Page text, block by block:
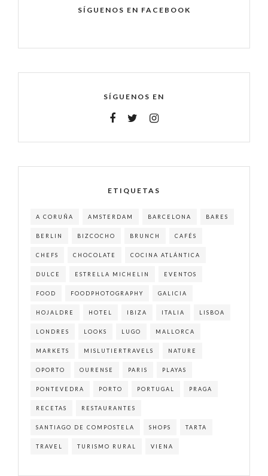
SÍGUENOS EN FACEBOOK
SÍGUENOS EN
ETIQUETAS
A CORUÑA AMSTERDAM BARCELONA BARES
BERLIN BIZCOCHO BRUNCH CAFÉS
CHEFS CHOCOLATE COCINA ATLÁNTICA
DULCE ESTRELLA MICHELIN EVENTOS
FOOD FOODPHOTOGRAPHY GALICIA
HOJALDRE HOTEL IBIZA ITALIA LISBOA
LONDRES LOOKS LUGO MALLORCA
MARKETS MISLUTIERTRAVELS NATURE
OPORTO OURENSE PARIS PLAYAS
PONTEVEDRA PORTO PORTUGAL PRAGA
RECETAS RESTAURANTES
SANTIAGO DE COMPOSTELA SHOPS TARTA
TRAVEL TURISMO RURAL VIENA